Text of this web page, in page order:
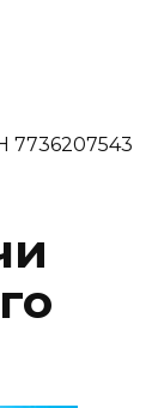
7736207543